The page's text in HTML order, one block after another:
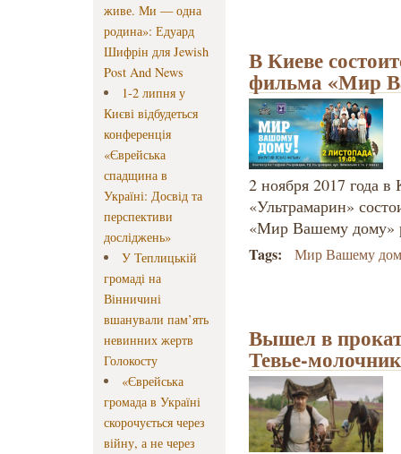
живе. Ми — одна
родина»: Едуард
Шифрін для Jewish
Post And News
1-2 липня у
Києві відбудеться
конференція
«Єврейська
спадщина в
Україні: Досвід та
перспективи
досліджень»
У Теплицькій
громаді на
Вінничині
вшанували пам’ять
невинних жертв
Голокосту
«Єврейська
громада в Україні
скорочується через
війну, а не через
В Киеве
фильма «Мир
2 ноября 2017 года в
«Ультрамарин»
«Мир Вашему дому»
Tags: Мир Вашему
Вышел в
Тевье-